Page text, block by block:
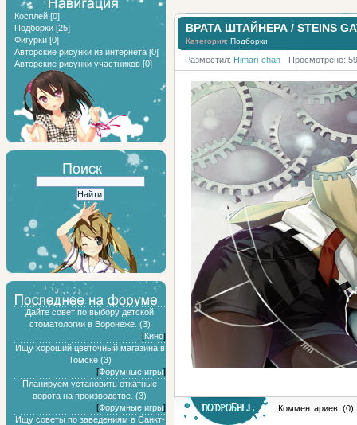
Косплей [0]
Подборки [25]
Фигурки [0]
Авторские рисунки из интернета [0]
Авторские рисунки участников [0]
Дайте совет по выбору детской
стоматологии в Воронеже. (3)
[Кино]
Ищу хороший цветочный магазина в
Томске (3)
[Форумные игры]
Планируем установить откатные
ворота на производстве. (3)
[Форумные игры]
Ищу советы по заведениям в Санкт-
ВРАТА ШТАЙНЕРА / STEINS
Категория: Подборки
Разместил: Himari-chan Просмотрено:
Комментариев: (0)